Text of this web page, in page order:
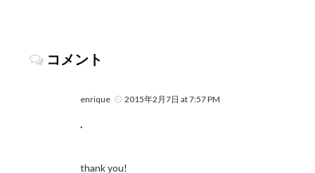
コメント
enrique 2015年2月7日 at 7:57 PM
.
thank you!